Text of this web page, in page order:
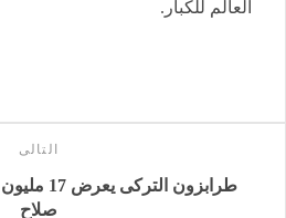
العالم للكبار.
التالى
طرابزون
صلاح